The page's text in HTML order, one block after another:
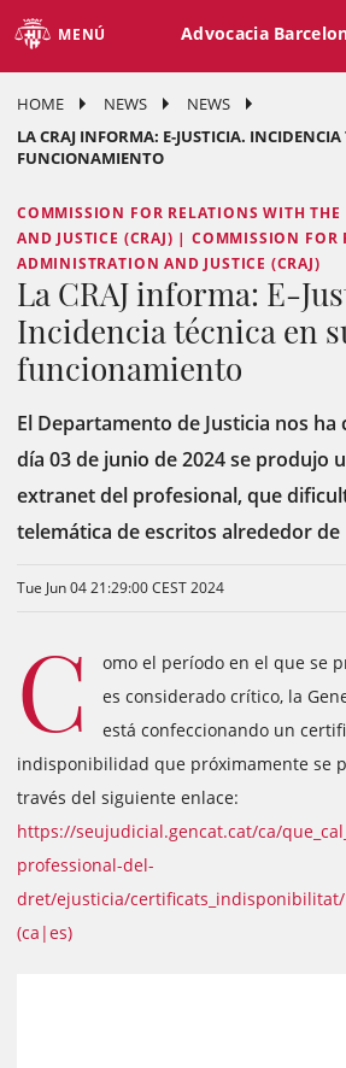
MENÚ Advocacia
HOME NEWS
NEWS
LA CRAJ INFORMA: E-JUSTICIA. INCIDENCIA
FUNCIONAMIENTO
COMMISSION FOR RELATIONS WITH
AND JUSTICE (CRAJ) | COMMISSION FOR
ADMINISTRATION AND JUSTICE (CRAJ)
La CRAJ informa: E-
Incidencia técnica en
funcionamiento
El Departamento de Justicia nos
día 03 de junio de 2024 se produjo
extranet del profesional, que
telemática de escritos alrededor de
Tue Jun 04 21:29:00 CEST 2024
C
omo el período en el que se
es considerado crítico, la
está confeccionando un
indisponibilidad que próximamente se
través del siguiente enlace:
https://seujudicial.gencat.cat/ca/
professional-del-
dret/ejusticia/
(ca|es)